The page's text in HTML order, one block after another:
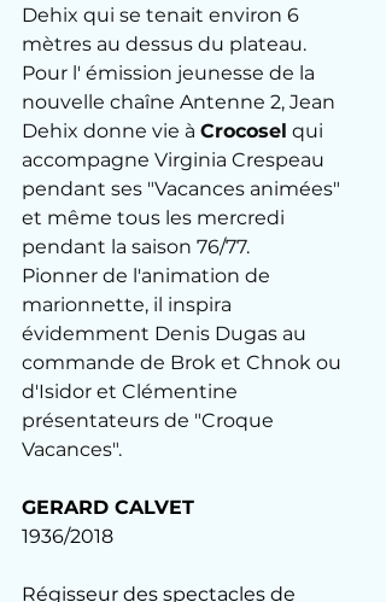
Dehix qui se tenait environ 6
mètres au dessus du plateau.
Pour l' émission jeunesse de la
nouvelle chaîne Antenne 2, Jean
Dehix donne vie à Crocosel qui
accompagne Virginia Crespeau
pendant ses "Vacances animées"
et même tous les mercredi
pendant la saison 76/77.
Pionner de l'animation de
marionnette, il inspira
évidemment Denis Dugas au
commande de Brok et Chnok ou
d'Isidor et Clémentine
présentateurs de "Croque
Vacances".
GERARD CALVET
1936/2018
Régisseur des spectacles de